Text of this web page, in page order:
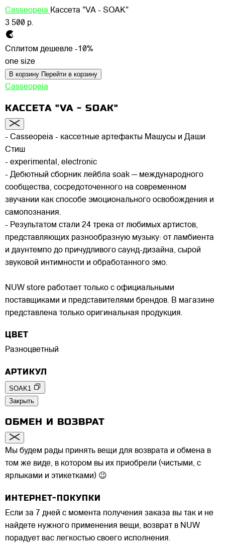
Casseopeia Кассета "VA - SOAK"
3 500 р.
Сплитом дешевле -10%
one size
В корзину Перейти в корзину
Casseopeia
КАССЕТА "VA - SOAK"
- Casseopeia - кассетные артефакты Машусы и Даши
Стиш
- experimental, electronic
- Дебютный сборник лейбла soak — международного
сообщества, сосредоточенного на современном
звучании как способе эмоционального освобождения и
самопознания.
- Результатом стали 24 трека от любимых артистов,
представляющих разнообразную музыку: от ламбиента
и даунтемпо до причудливого саунд-дизайна, сырой
звуковой интимности и обработанного эмо.
NUW store работает только с официальными
поставщиками и представителями брендов. В магазине
представлена только оригинальная продукция.
ЦВЕТ
Разноцветный
АРТИКУЛ
SOAK1
Закрыть
ОБМЕН И ВОЗВРАТ
Мы будем рады принять вещи для возврата и обмена в
том же виде, в котором вы их приобрели (чистыми, с
ярлыками и этикетками) 😉
ИНТЕРНЕТ-ПОКУПКИ
Если за 7 дней с момента получения заказа вы так и не
найдете нужного применения вещи, возврат в NUW
порадует вас легкостью своего исполнения.